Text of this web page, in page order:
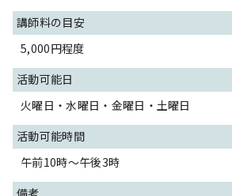
講師料の目安
5,000円程度
活動可能日
火曜日・水曜日・金曜日・土曜日
活動可能時間
午前10時～午後3時
備考